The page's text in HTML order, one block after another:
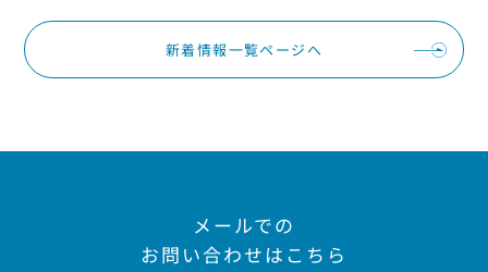
新着情報一覧ページへ
メールでの
お問い合わせはこちら